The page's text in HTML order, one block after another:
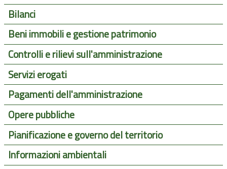
Bilanci
Beni immobili e gestione patrimonio
Controlli e rilievi sull'amministrazione
Servizi erogati
Pagamenti dell'amministrazione
Opere pubbliche
Pianificazione e governo del territorio
Informazioni ambientali